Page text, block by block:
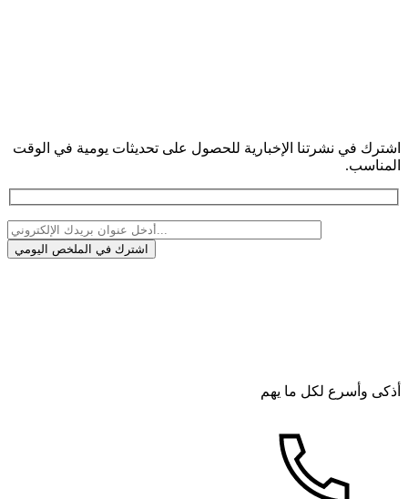
اشترك في نشرتنا الإخبارية للحصول على تحديثات يومية في الوقت
المناسب.
أذكى وأسرع لكل ما يهم